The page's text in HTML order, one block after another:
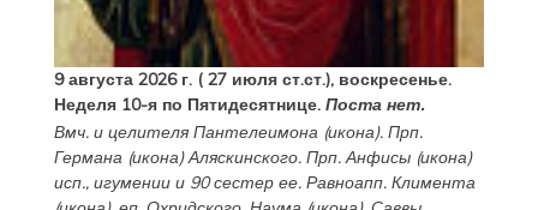
9 августа 2026 г. ( 27 июля ст.ст.), воскресенье.
Неделя 10-я по Пятидесятнице. Поста нет.
Вмч. и целителя Пантелеимона(икона). Прп.
Германа(икона) Аляскинского. Прп.Анфисы(икона)
исп., игумении и 90 сестер ее. Равноапп. Климента